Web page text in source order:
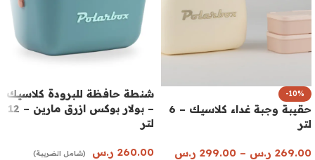
-10%
حقيبة وجبة غداء كلاسيك – 6
لتر
269.00 ر.س –
299.00 ر.س
شنطة حافظة للبرودة كلاسيك
– بولار بوكس ازرق مارين – 12
لتر
260.00 ر.س (شامل الضريبة)